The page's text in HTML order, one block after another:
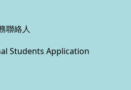
聯絡人
Students Application